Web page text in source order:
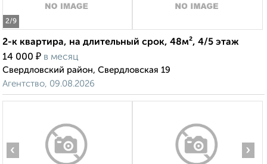
2/9
2-к квартира, на длительный срок, 48м², 4/5 этаж
14 000 ₽ в месяц
Свердловский район, Свердловская 19
Агентство, 09.08.2026
‹ ›